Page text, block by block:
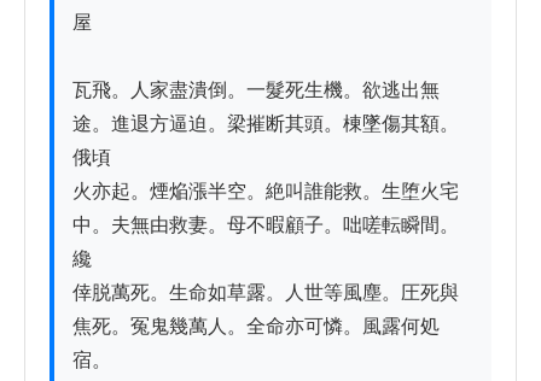
屋
瓦飛。人家盡潰倒。一髮死生機。欲逃出無
途。進退方逼迫。梁摧断其頭。棟墜傷其額。
俄頃
火亦起。煙焔漲半空。絶叫誰能救。生堕火宅
中。夫無由救妻。母不暇顧子。咄嗟転瞬間。
纔
倖脱萬死。生命如草露。人世等風塵。圧死與
焦死。冤鬼幾萬人。全命亦可憐。風露何処
宿。